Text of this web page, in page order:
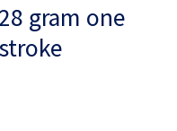
28 gram one
stroke